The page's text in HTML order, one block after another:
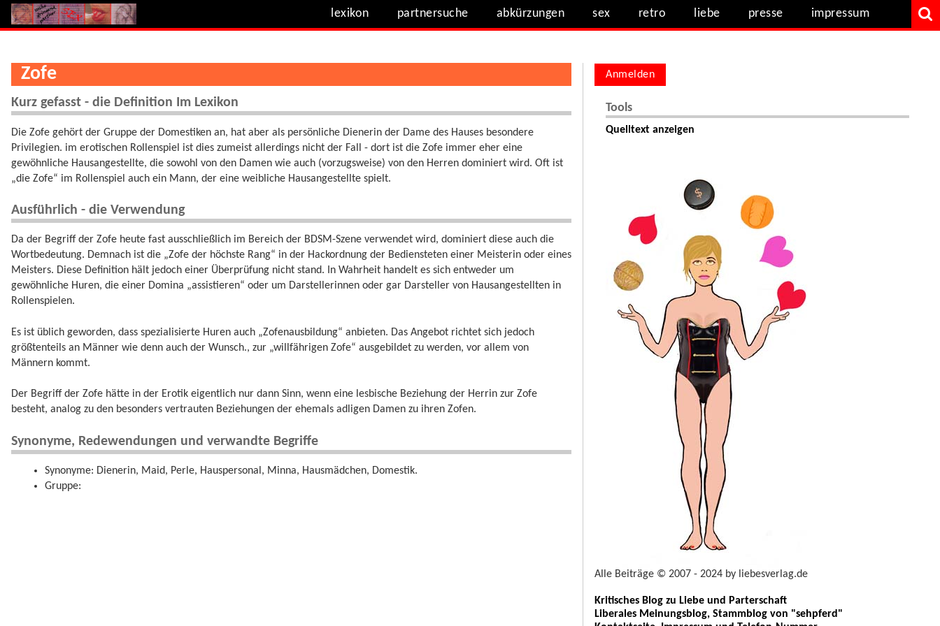
lexikon partnersuche abkürzungen sex retro liebe presse impressum
Zofe
Kurz gefasst - die Definition Im Lexikon
Die Zofe gehört der Gruppe der Domestiken an, hat aber als persönliche Dienerin der Dame des Hauses besondere
Privilegien. im erotischen Rollenspiel ist dies zumeist allerdings nicht der Fall - dort ist die Zofe immer eher eine
gewöhnliche Hausangestellte, die sowohl von den Damen wie auch (vorzugsweise) von den Herren dominiert wird. Oft ist
„die Zofe“ im Rollenspiel auch ein Mann, der eine weibliche Hausangestellte spielt.
Ausführlich - die Verwendung
Da der Begriff der Zofe heute fast ausschließlich im Bereich der BDSM-Szene verwendet wird, dominiert diese auch die
Wortbedeutung. Demnach ist die „Zofe der höchste Rang“ in der Hackordnung der Bediensteten einer Meisterin oder eines
Meisters. Diese Definition hält jedoch einer Überprüfung nicht stand. In Wahrheit handelt es sich entweder um
gewöhnliche Huren, die einer Domina „assistieren“ oder um Darstellerinnen oder gar Darsteller von Hausangestellten in
Rollenspielen.
Es ist üblich geworden, dass spezialisierte Huren auch „Zofenausbildung“ anbieten. Das Angebot richtet sich jedoch
größtenteils an Männer wie denn auch der Wunsch., zur „willfährigen Zofe“ ausgebildet zu werden, vor allem von
Männern kommt.
Der Begriff der Zofe hätte in der Erotik eigentlich nur dann Sinn, wenn eine lesbische Beziehung der Herrin zur Zofe
besteht, analog zu den besonders vertrauten Beziehungen der ehemals adligen Damen zu ihren Zofen.
Synonyme, Redewendungen und verwandte Begriffe
Synonyme: Dienerin, Maid, Perle, Hauspersonal, Minna, Hausmädchen, Domestik.
Gruppe:
Anmelden
Tools
Quelltext anzeigen
Alle Beiträge © 2007 - 2024 by liebesverlag.de
Kritisches Blog zu Liebe und Parterschaft
Liberales Meinungsblog, Stammblog von "sehpferd"